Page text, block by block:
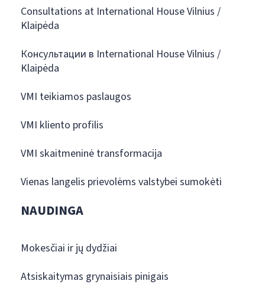
Consultations at International House Vilnius /
Klaipėda
Консультации в International House Vilnius /
Klaipėda
VMI teikiamos paslaugos
VMI kliento profilis
VMI skaitmeninė transformacija
Vienas langelis prievolėms valstybei sumokėti
NAUDINGA
Mokesčiai ir jų dydžiai
Atsiskaitymas grynaisiais pinigais